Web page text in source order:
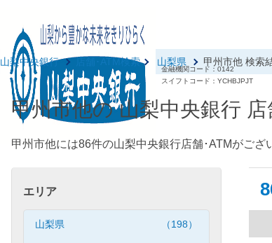
金融機関コード：0142
スイフトコード：YCHBJPJT
山梨中央銀行 店舗･ATM検索 山梨県 甲州市他 検索
甲州市他の 山梨中央銀行
甲州市他には86件の山梨中央銀行店舗･ATMがござ
エリア
山梨県 （198）